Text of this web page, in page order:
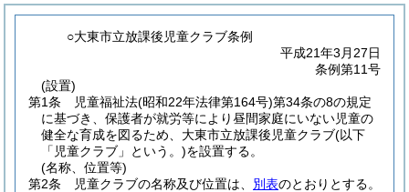
○大東市立放課後児童クラブ条例
平成21年3月27日
条例第11号
(設置)
第1条
児童福祉法(昭和22年法律第164号)第34条の8の規定
に基づき、保護者が就労等により昼間家庭にいない児童の
健全な育成を図るため、大東市立放課後児童クラブ(以下
「児童クラブ」という。)を設置する。
(名称、位置等)
第2条
児童クラブの名称及び位置は、 別表のとおりとする。